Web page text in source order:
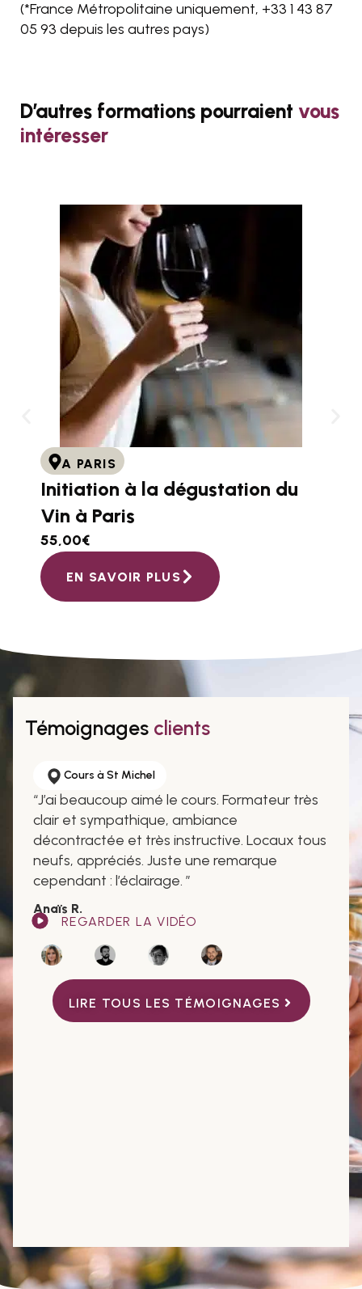
(*France Métropolitaine uniquement, +33 1 43 87
05 93 depuis les autres pays)
D’autres formations pourraient vous
intéresser
A PARIS
Initiation à la dégustation du
Vin à Paris
55,00€
EN SAVOIR PLUS
Témoignages clients
WSET 3, Masterclass de la Dégustation
“Les cours et les box de Yann sont justes
fantastiques.”
Martial L.
REGARDER LA VIDÉO
LIRE TOUS LES TÉMOIGNAGES